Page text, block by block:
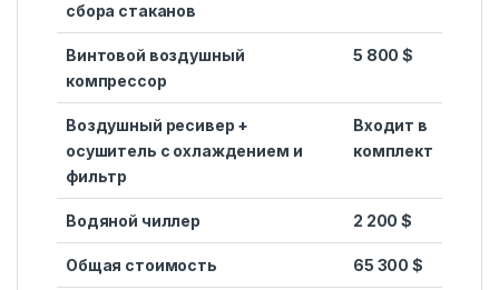
сбора стаканов
Винтовой воздушный
компрессор
5 800 $
Воздушный ресивер +
осушитель с охлаждением и
фильтр
Входит в
комплект
Водяной чиллер 2 200 $
Общая стоимость
65 300 $